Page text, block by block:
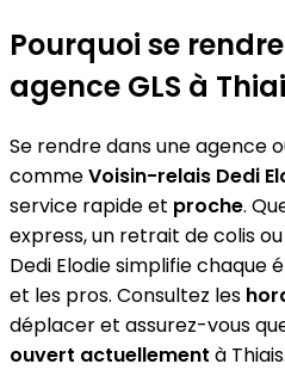
Pourquoi se
agence GLS à
Se rendre dans une agence
commeVoisin-relais Dedi
service rapide et proche.
express, un retrait de colis
Dedi Elodie simplifie chaque
et les pros. Consultez les
déplacer et assurez-vous
ouvert actuellement à Thiais.